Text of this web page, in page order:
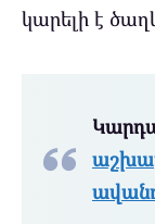
կարելի է